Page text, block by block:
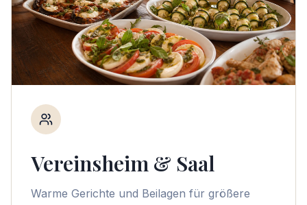
Vereinsheim & Saal
Warme Gerichte und Beilagen für größere